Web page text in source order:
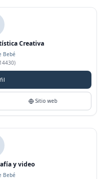
Creativa
Bebé
Sitio web
y video
Bebé